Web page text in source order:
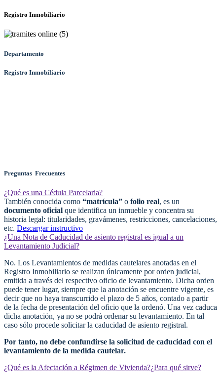
Registro Inmobiliario
Departamento
Registro Inmobiliario
Preguntas Frecuentes
¿Qué es una Cédula Parcelaria?
También conocida como “matrícula” o folio real, es un
documento oficial que identifica un inmueble y concentra su
historia legal: titularidades, gravámenes, restricciones, cancelaciones,
etc. Descargar instructivo
¿Una Nota de Caducidad de asiento registral es igual a un
Levantamiento Judicial?
No. Los Levantamientos de medidas cautelares anotadas en el
Registro Inmobiliario se realizan únicamente por orden judicial,
emitida a través del respectivo oficio de levantamiento. Dicha orden
puede tener lugar, siempre que la anotación se encuentre vigente, es
decir que no haya transcurrido el plazo de 5 años, contado a partir
de la fecha de presentación del oficio que la ordenó. Una vez caduca
dicha anotación, ya no se podrá ordenar su levantamiento. En tal
caso sólo procede solicitarla caducidad de asiento registral.
Por tanto, no debe confundirse la solicitud de caducidad con el
levantamiento de la medida cautelar.
¿Qué es la Afectación a Régimen de Vivienda?¿Para qué sirve?